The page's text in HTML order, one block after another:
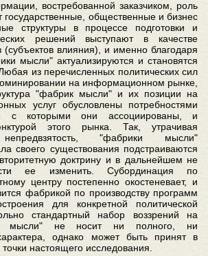
востребованной заказчиком, роль
государственные, общественные и бизнес
структуры в процессе подготовки и
решений выступают в качестве
(субъектов влияния), и именно благодаря
мысли" актуализируются и становятся
из перечисленных политических сил
на информационном рынке,
"фабрик мысли" и их позиции на
услуг обусловлены потребностями
с которыми они ассоциированы, и
этого рынка. Так, утрачивая
"фабрики мысли"
своего существования подстраиваются
доктрину и в дальнейшем не
ее изменить. Субординация по
центру постепенно окостеневает, и
фабрикой по производству программ
для конкретной политической
стандартный набор воззрений на
мысли" не носит ни полного, ни
однако может быть принят в
настоящего исследования.